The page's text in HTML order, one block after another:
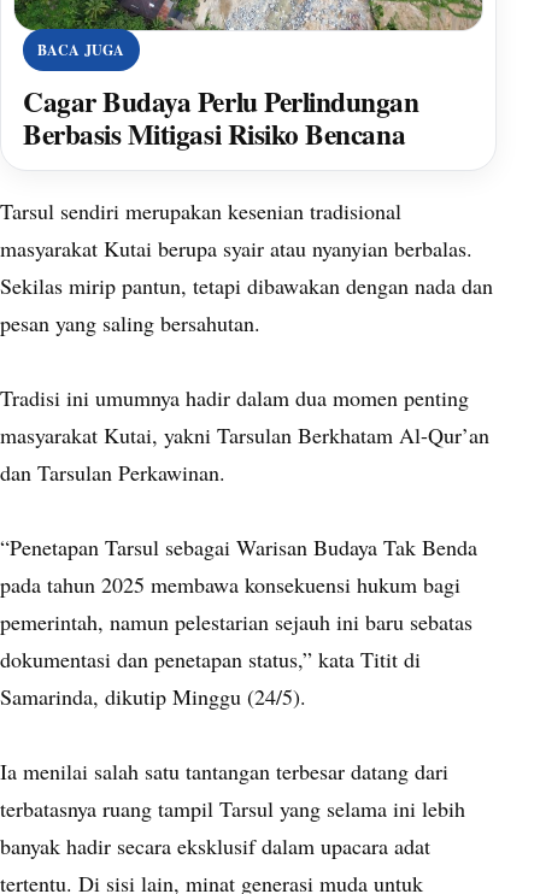
BACA JUGA
Cagar Budaya Perlu Perlindungan
Berbasis Mitigasi Risiko Bencana
Tarsul sendiri merupakan kesenian tradisional
masyarakat Kutai berupa syair atau nyanyian berbalas.
Sekilas mirip pantun, tetapi dibawakan dengan nada dan
pesan yang saling bersahutan.
Tradisi ini umumnya hadir dalam dua momen penting
masyarakat Kutai, yakni Tarsulan Berkhatam Al-Qur’an
dan Tarsulan Perkawinan.
“Penetapan Tarsul sebagai Warisan Budaya Tak Benda
pada tahun 2025 membawa konsekuensi hukum bagi
pemerintah, namun pelestarian sejauh ini baru sebatas
dokumentasi dan penetapan status,” kata Titit di
Samarinda, dikutip Minggu (24/5).
Ia menilai salah satu tantangan terbesar datang dari
terbatasnya ruang tampil Tarsul yang selama ini lebih
banyak hadir secara eksklusif dalam upacara adat
tertentu. Di sisi lain, minat generasi muda untuk